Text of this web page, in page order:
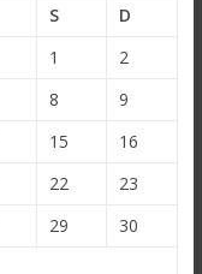
S
D
1
2
8
9
15
16
22
23
29
30